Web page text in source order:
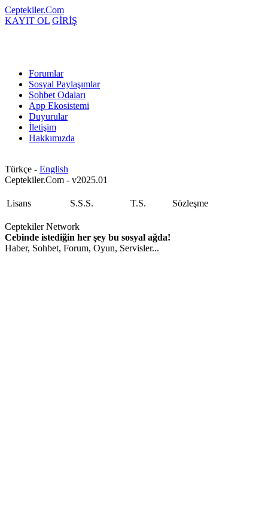
Ceptekiler.Com
KAYIT OL GİRİŞ
Forumlar
Sosyal Paylaşımlar
Sohbet Odaları
App Ekosistemi
Duyurular
İletişim
Hakkımızda
Türkçe - English
Ceptekiler.Com - v2025.01
Lisans S.S.S. T.S. Sözleşme
Ceptekiler Network
Cebinde istediğin her şey bu sosyal ağda!
Haber, Sohbet, Forum, Oyun, Servisler...